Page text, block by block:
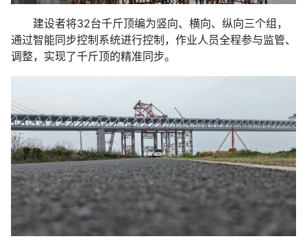
建设者将32台千斤顶编为竖向、横向、纵向三个组，
通过智能同步控制系统进行控制，作业人员全程参与监管、
调整，实现了千斤顶的精准同步。